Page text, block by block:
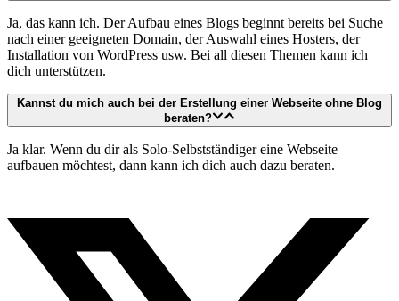
Ja, das kann ich. Der Aufbau eines Blogs beginnt bereits bei Suche
nach einer geeigneten Domain, der Auswahl eines Hosters, der
Installation von WordPress usw. Bei all diesen Themen kann ich
dich unterstützen.
Kannst du mich auch bei der Erstellung einer Webseite ohne Blog
beraten?
Ja klar. Wenn du dir als Solo-Selbstständiger eine Webseite
aufbauen möchtest, dann kann ich dich auch dazu beraten.